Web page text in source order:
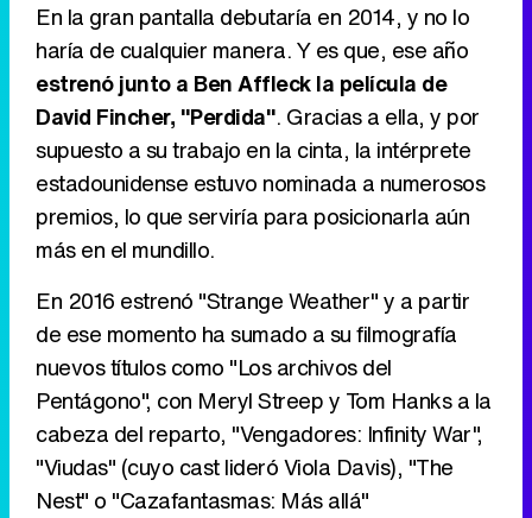
En la gran pantalla debutaría en 2014, y no lo
haría de cualquier manera. Y es que, ese año
estrenó junto a Ben Affleck la película de
David Fincher, "Perdida". Gracias a ella, y por
supuesto a su trabajo en la cinta, la intérprete
estadounidense estuvo nominada a numerosos
premios, lo que serviría para posicionarla aún
más en el mundillo.
En 2016 estrenó "Strange Weather" y a partir
de ese momento ha sumado a su filmografía
nuevos títulos como "Los archivos del
Pentágono", con Meryl Streep y Tom Hanks a la
cabeza del reparto, "Vengadores: Infinity War",
"Viudas" (cuyo cast lideró Viola Davis), "The
Nest" o "Cazafantasmas: Más allá"